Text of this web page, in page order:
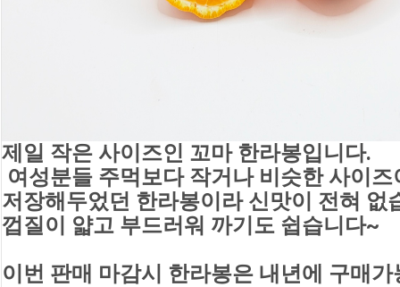
제일 작은 사이즈인 꼬마 한라봉입니다.
여성분들 주먹보다 작거나 비슷한 사이즈
저장해두었던 한라봉이라 신맛이 전혀 없
껍질이 얇고 부드러워 까기도 쉽습니다~
이번 판매 마감시 한라봉은 내년에 구매가